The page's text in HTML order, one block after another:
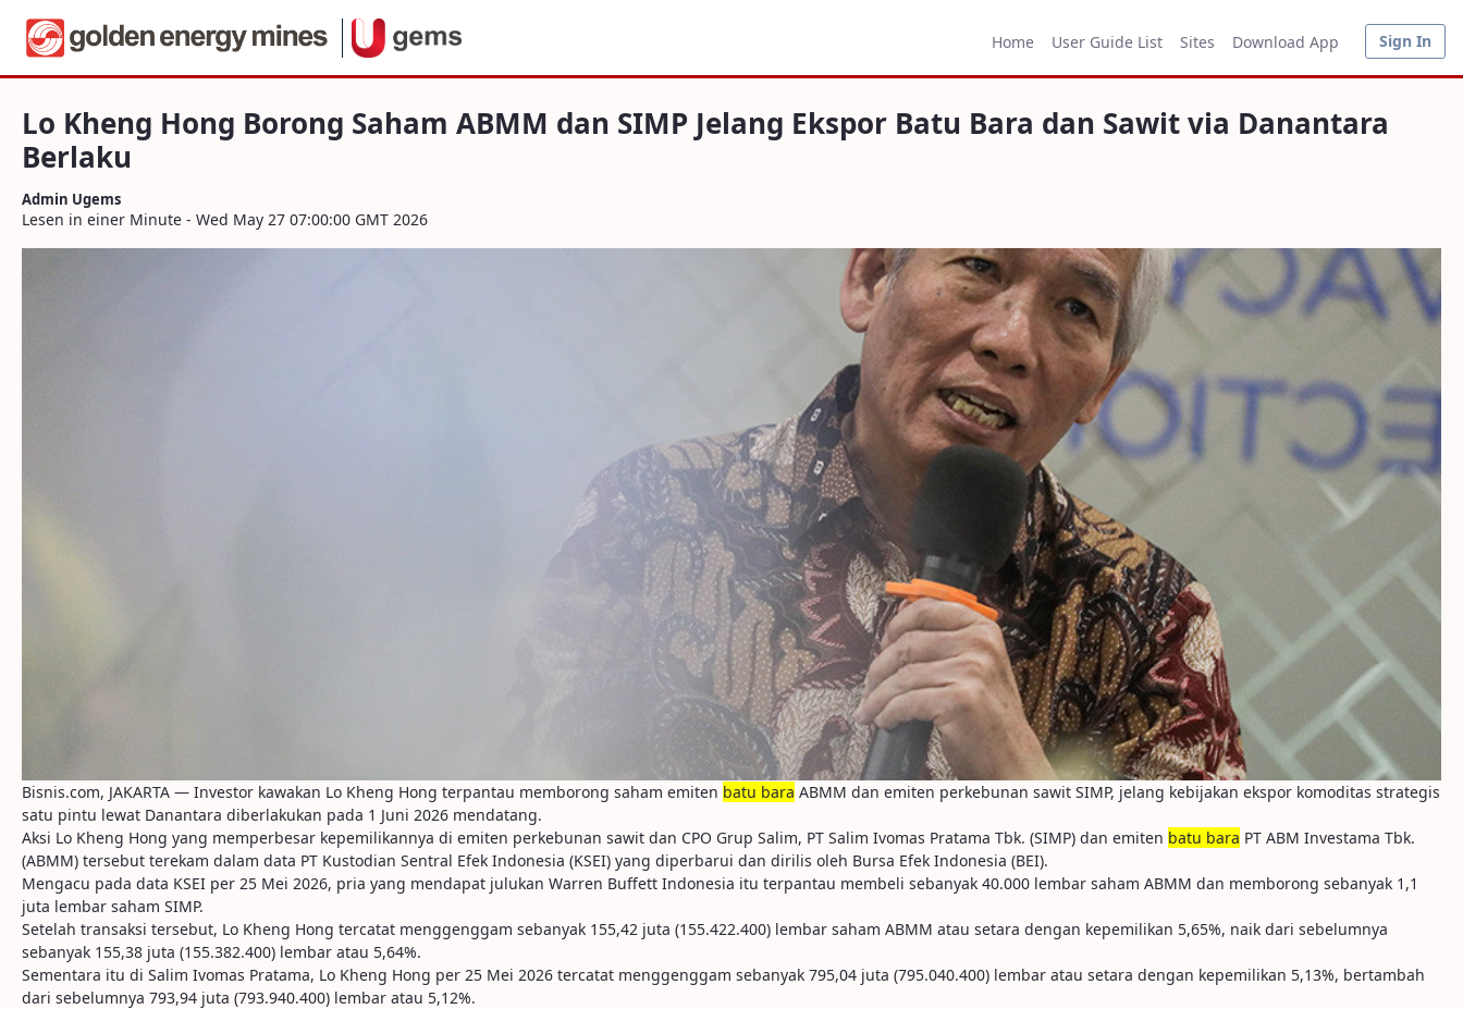
Navigation
Zum Inhalt springen
Lo Kheng Hong Borong Saham ABMM dan SIMP Jelang Ekspor Batu Bara dan Sawit via Danantara Berlaku
Home User Guide List Sites Download App Sign In
Lo Kheng Hong Borong Saham ABMM dan SIMP Jelang Ekspor Batu Bara dan Sawit via Danantara
Berlaku
Admin Ugems
Lesen in einer Minute - Wed May 27 07:00:00 GMT 2026
Bisnis.com, JAKARTA — Investor kawakan Lo Kheng Hong terpantau memborong saham emiten batu bara ABMM dan emiten perkebunan sawit SIMP, jelang kebijakan ekspor komoditas strategis
satu pintu lewat Danantara diberlakukan pada 1 Juni 2026 mendatang.
Aksi Lo Kheng Hong yang memperbesar kepemilikannya di emiten perkebunan sawit dan CPO Grup Salim, PT Salim Ivomas Pratama Tbk. (SIMP) dan emiten batu bara PT ABM Investama Tbk.
(ABMM) tersebut terekam dalam data PT Kustodian Sentral Efek Indonesia (KSEI) yang diperbarui dan dirilis oleh Bursa Efek Indonesia (BEI).
Mengacu pada data KSEI per 25 Mei 2026, pria yang mendapat julukan Warren Buffett Indonesia itu terpantau membeli sebanyak 40.000 lembar saham ABMM dan memborong sebanyak 1,1
juta lembar saham SIMP.
Setelah transaksi tersebut, Lo Kheng Hong tercatat menggenggam sebanyak 155,42 juta (155.422.400) lembar saham ABMM atau setara dengan kepemilikan 5,65%, naik dari sebelumnya
sebanyak 155,38 juta (155.382.400) lembar atau 5,64%.
Sementara itu di Salim Ivomas Pratama, Lo Kheng Hong per 25 Mei 2026 tercatat menggenggam sebanyak 795,04 juta (795.040.400) lembar atau setara dengan kepemilikan 5,13%, bertambah
dari sebelumnya 793,94 juta (793.940.400) lembar atau 5,12%.